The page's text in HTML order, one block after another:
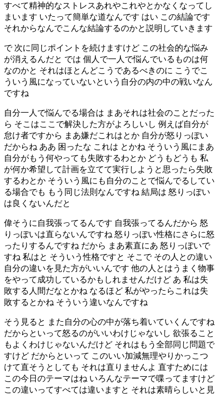
すべて精神的なストレスあれやこれやとかなくなってし
まいます いたって簡単な道なんです はい この結論です
それからなんでこんな結論するのかと説明していきます
で 次に同じポイントを続けますけど この社会的な悩み
が消えるんだと では 個人で一人で悩んでいるものは何
なのかと それはほとんどこうであるべきのに こうでこ
ういう風になっていないという自分の内の中の戦いなん
ですね
自分一人で悩んでる場合は まあそれは社会のことだった
ら そこはここで解決した方がよろしいし 例えば自分が
怠け者ですから まあ嫌だこれはとか 自分が怒りっぽい
だからね ああ 困ったな これは とかね そういう風にまあ
自分がもう何やっても失敗するわとか どうもどうも 私
が何か希望して計画を立てて実行しようと思ったら失敗
するわとか そういう風にも自分のことで悩んでるしてい
る場合でも もう同じ法則なんですね 結局は 怒りっぽい
は良くないんだと
偉そうに自我張ってるんです 自我張ってるんだから 怒
りっぽいは直らないんですね 怒りっぽい性格にさらに怒
ったりするんですね だから まあ素直にあ 怒りっぽいで
すね 私はと そういう性格ですと そこで その人との違い
自分の違いを見た方がいいんです 他の人とはうまく物事
をやって成功しているかもしれませんだけど あ 私は失
敗する人間だなとかね なるほど 私がやったらこれは失
敗するとかね そういう違いなんですね
そう見ると また自分の心の中が落ち着いていくんですね
だからといって怒るのがいいわけじゃないし 欲張ること
もよくわけじゃないんだけど それはもう全部同じ問題で
すけど だからといって このいい加減無理やりかっこつ
けて直そうとしても それは直りませんよ 直すためには
この今日のテーマはね いろんなテーマで喋ってますけど
この違いってすべては違いますと それは素晴らしいと見